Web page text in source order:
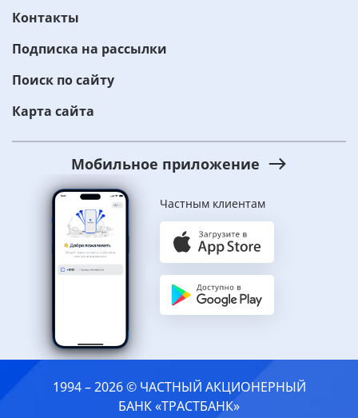
Контакты
Подписка на рассылки
Поиск по сайту
Карта сайта
Мобильное приложение
Частным клиентам
1994 – 2026 © ЧАСТНЫЙ АКЦИОНЕРНЫЙ
БАНК «ТРАСТБАНК»